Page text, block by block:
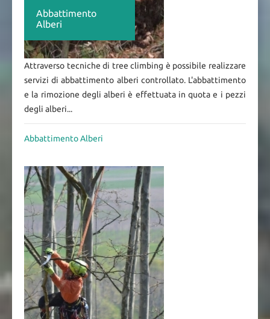
Abbattimento
Alberi
Attraverso tecniche di tree climbing è possibile realizzare
servizi di abbattimento alberi controllato. L'abbattimento
e la rimozione degli alberi è effettuata in quota e i pezzi
degli alberi...
Abbattimento Alberi